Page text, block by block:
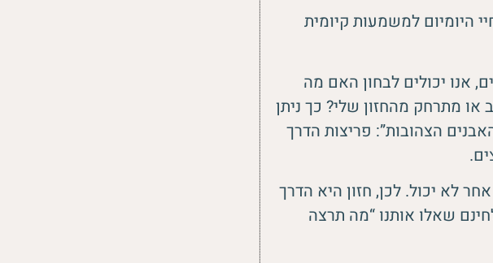
היומיום למשמעות קיומית
אנו יכולים לבחון האם מה
או מתרחק מהחזון שלי? כך ניתן
הצהובות”: פריצות הדרך
לא יכול. לכן, חזון היא הדרך
שאלו אותנו “מה תרצה